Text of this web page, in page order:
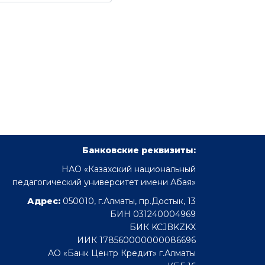
Банковские реквизиты:
НАО «Казахский национальный
педагогический университет имени Абая»
Адрес: 050010, г.Алматы, пр.Достык, 13
БИН 031240004969
БИК KCJBKZKX
ИИК 178560000000086696
АО «Банк Центр Кредит» г.Алматы